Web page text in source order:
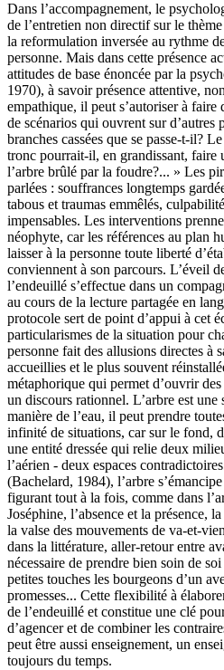
Dans l’accompagnement, le
de l’entretien non directif sur le
la reformulation inversée au rythme
personne. Mais dans cette présence
attitudes de base énoncée par la
1970), à savoir présence attentive,
empathique, il peut s’autoriser à
de scénarios qui ouvrent sur d’autres
branches cassées que se passe-t-il?
tronc pourrait-il, en grandissant, faire
l’arbre brûlé par la foudre?... » Les
parlées : souffrances longtemps
tabous et traumas emmêlés,
impensables. Les interventions
néophyte, car les références au plan
laisser à la personne toute liberté
conviennent à son parcours. L’éveil
l’endeuillé s’effectue dans un
au cours de la lecture partagée en
protocole sert de point d’appui à cet
particularismes de la situation pour
personne fait des allusions directes à
accueillies et le plus souvent
métaphorique qui permet d’ouvrir
un discours rationnel. L’arbre est
manière de l’eau, il peut prendre
infinité de situations, car sur le fond,
une entité dressée qui relie deux
l’aérien - deux espaces
(Bachelard, 1984), l’arbre
figurant tout à la fois, comme dans
Joséphine, l’absence et la présence,
la valse des mouvements de va-et-
dans la littérature, aller-retour entre
nécessaire de prendre bien soin de
petites touches les bourgeons d’un
promesses... Cette flexibilité à
de l’endeuillé et constitue une clé
d’agencer et de combiner les
peut être aussi enseignement, un
toujours du temps.